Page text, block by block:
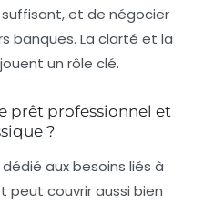
et de négocier
banques. La clarté et la
un rôle clé.
prêt professionnel et
?
aux besoins liés à
peut couvrir aussi bien